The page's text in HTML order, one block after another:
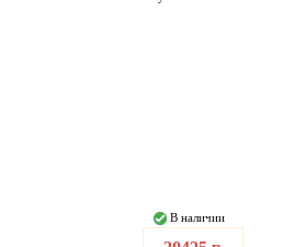
В наличии